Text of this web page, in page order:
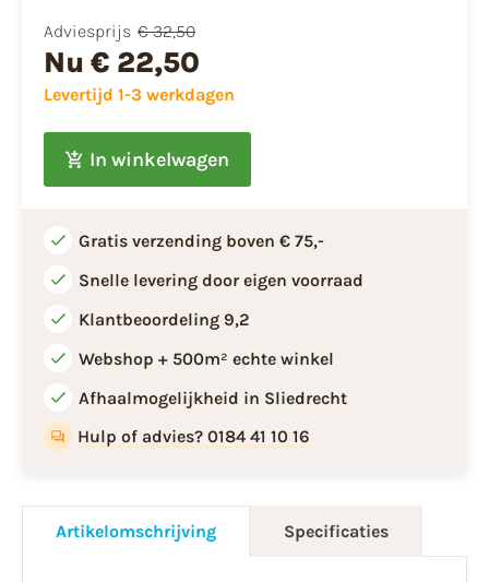
Adviesprijs € 32,50
Nu € 22,50
Levertijd 1-3 werkdagen
In winkelwagen
Gratis verzending boven € 75,-
Snelle levering door eigen voorraad
Klantbeoordeling 9,2
Webshop + 500m² echte winkel
Afhaalmogelijkheid in Sliedrecht
Hulp of advies? 0184 41 10 16
Artikelomschrijving Specificaties